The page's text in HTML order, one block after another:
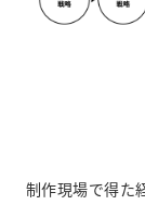
制作現場で得た